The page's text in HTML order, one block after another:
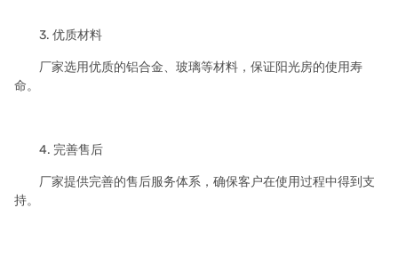
3. 优质材料
厂家选用优质的铝合金、玻璃等材料，保证阳光房的使用寿
命。
4. 完善售后
厂家提供完善的售后服务体系，确保客户在使用过程中得到支
持。